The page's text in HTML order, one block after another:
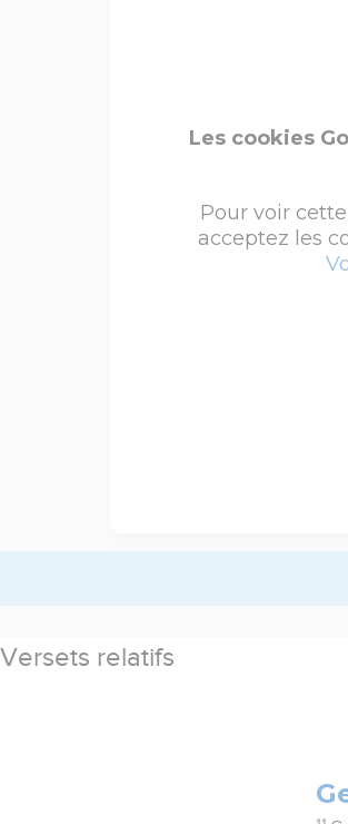
Les cookies
Pour voir
acceptez les
Versets relatifs